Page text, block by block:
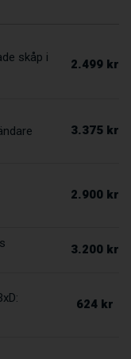
skåp i
2.499 kr
3.375 kr
2.900 kr
3.200 kr
624 kr